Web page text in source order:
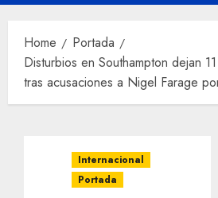
Home
Portada
Disturbios en Southampton dejan
tras acusaciones a Nigel Farage
Internacional
Portada